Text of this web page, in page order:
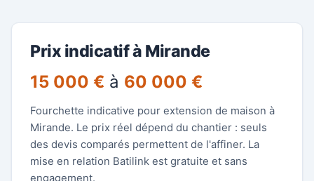
Prix indicatif à Mirande
15 000 € à 60 000 €
Fourchette indicative pour extension de maison à
Mirande. Le prix réel dépend du chantier : seuls
des devis comparés permettent de l'affiner. La
mise en relation Batilink est gratuite et sans
engagement.